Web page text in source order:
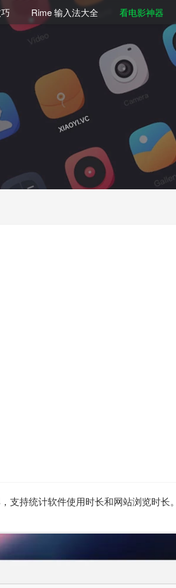
Rime 输入法大全 看电影神器
支持统计软件使用时长和网站浏览时长。